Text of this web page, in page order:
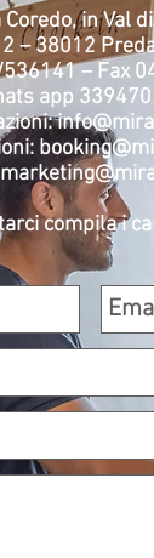
in Val
– 38012
– Fax
app
compila i